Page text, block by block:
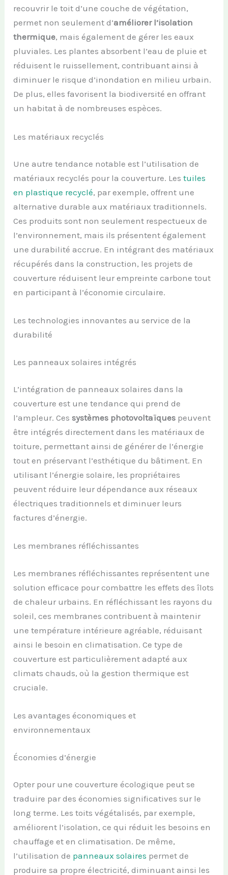
recouvrir le toit d’une couche de végétation,
permet non seulement d’améliorer l’isolation
thermique, mais également de gérer les eaux
pluviales. Les plantes absorbent l’eau de pluie et
réduisent le ruissellement, contribuant ainsi à
diminuer le risque d’inondation en milieu urbain.
De plus, elles favorisent la biodiversité en offrant
un habitat à de nombreuses espèces.
Les matériaux recyclés
Une autre tendance notable est l’utilisation de
matériaux recyclés pour la couverture. Lestuiles
en plastique recyclé, par exemple, offrent une
alternative durable aux matériaux traditionnels.
Ces produits sont non seulement respectueux de
l’environnement, mais ils présentent également
une durabilité accrue. En intégrant des matériaux
récupérés dans la construction, les projets de
couverture réduisent leur empreinte carbone tout
en participant à l’économie circulaire.
Les technologies innovantes au service de la
durabilité
Les panneaux solaires intégrés
L’intégration de panneaux solaires dans la
couverture est une tendance qui prend de
l’ampleur. Cessystèmes photovoltaïques peuvent
être intégrés directement dans les matériaux de
toiture, permettant ainsi de générer de l’énergie
tout en préservant l’esthétique du bâtiment. En
utilisant l’énergie solaire, les propriétaires
peuvent réduire leur dépendance aux réseaux
électriques traditionnels et diminuer leurs
factures d’énergie.
Les membranes réfléchissantes
Les membranes réfléchissantes représentent une
solution efficace pour combattre les effets des îlots
de chaleur urbains. En réfléchissant les rayons du
soleil, ces membranes contribuent à maintenir
une température intérieure agréable, réduisant
ainsi le besoin en climatisation. Ce type de
couverture est particulièrement adapté aux
climats chauds, où la gestion thermique est
cruciale.
Les avantages économiques et
environnementaux
Économies d’énergie
Opter pour une couverture écologique peut se
traduire par des économies significatives sur le
long terme. Les toits végétalisés, par exemple,
améliorent l’isolation, ce qui réduit les besoins en
chauffage et en climatisation. De même,
l’utilisation de panneaux solaires permet de
produire sa propre électricité, diminuant ainsi les